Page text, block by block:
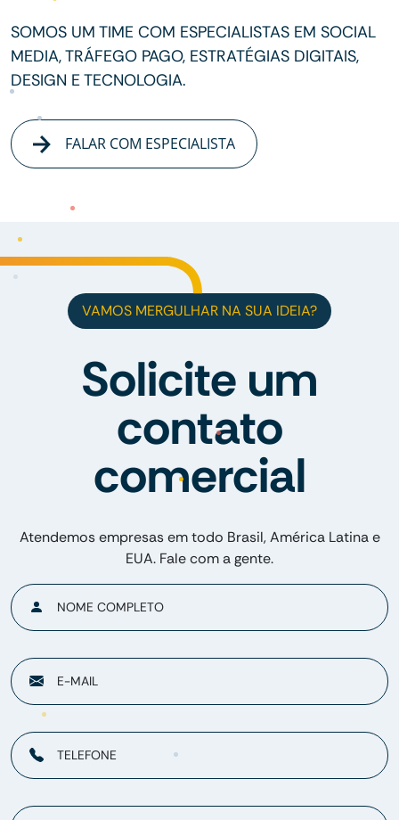
SOMOS UM TIME COM ESPECIALISTAS EM SOCIAL
MEDIA, TRÁFEGO PAGO, ESTRATÉGIAS DIGITAIS,
DESIGN E TECNOLOGIA.
FALAR COM ESPECIALISTA
VAMOS MERGULHAR NA SUA IDEIA?
Solicite um
contato
comercial
Atendemos empresas em todo Brasil, América Latina e
EUA. Fale com a gente.
NOME COMPLETO
E-MAIL
TELEFONE